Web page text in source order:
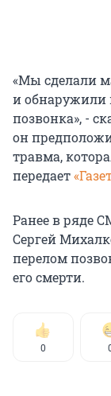
«Мы сделали
и обнаружили
позвонка», -
он
травма,
передает
Ранее в ряде
Сергей
перелом
его смерти.
0